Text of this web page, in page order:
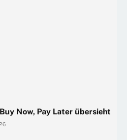
Now, Pay Later übersieht